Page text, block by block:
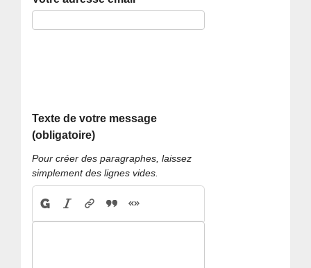
Texte de votre message
(obligatoire)
Pour créer des paragraphes, laissez
simplement des lignes vides.